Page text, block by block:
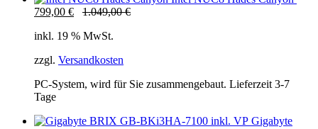
799,00 € 1.049,00€
inkl. 19 % MwSt.
zzgl. Versandkosten
PC-System, wird für Sie zusammengebaut. Lieferzeit 3-7
Tage
Gigabyte